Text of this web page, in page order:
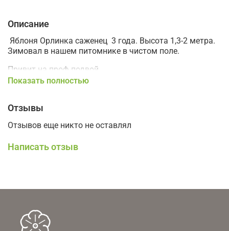
Описание
Яблоня Орлинка саженец 3 года. Высота 1,3-2 метра.
Зимовал в нашем питомнике в чистом поле.
Привит на проф.подвой.
Очень урожайный, по урожайности, зимостойкости и
Мякоть плодов кремовая, плотная, колющаяся,
Показать полностью
Отзывы
Отзывов еще никто не оставлял
Написать отзыв